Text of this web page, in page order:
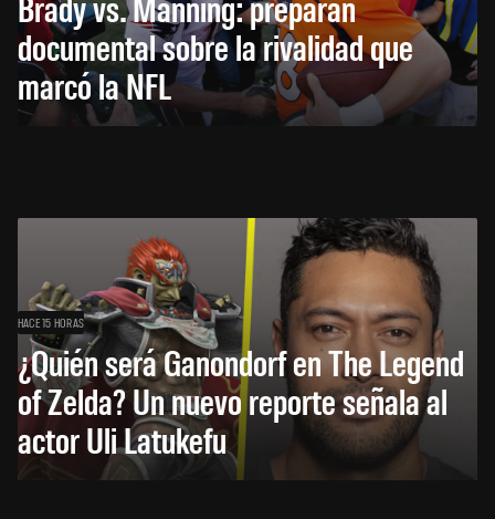
documental sobre la rivalidad que
marcó la NFL
HACE 15 HORAS
¿Quién será Ganondorf en The Legend
of Zelda? Un nuevo reporte señala al
actor Uli Latukefu